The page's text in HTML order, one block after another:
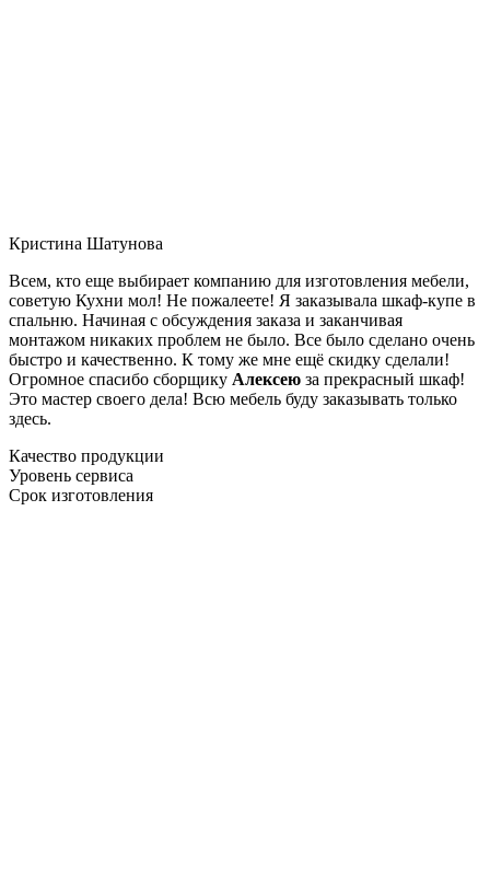
Кристина Шатунова
Всем, кто еще выбирает компанию для изготовления мебели,
советую Кухни мол! Не пожалеете! Я заказывала шкаф-купе в
спальню. Начиная с обсуждения заказа и заканчивая
монтажом никаких проблем не было. Все было сделано очень
быстро и качественно. К тому же мне ещё скидку сделали!
Огромное спасибо сборщику Алексею за прекрасный шкаф!
Это мастер своего дела! Всю мебель буду заказывать только
здесь.
Качество продукции
Уровень сервиса
Срок изготовления